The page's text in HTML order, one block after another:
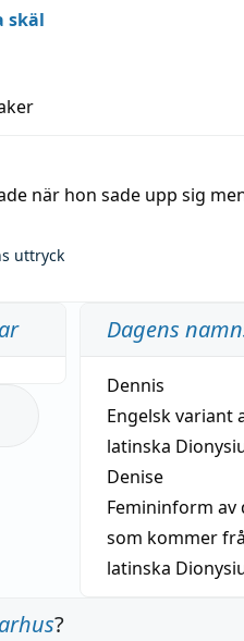
skäl
när hon sade upp sig
uttryck
Dagens
Dennis
Engelsk variant
latinska
Denise
Femininform av
som kommer
latinska
?